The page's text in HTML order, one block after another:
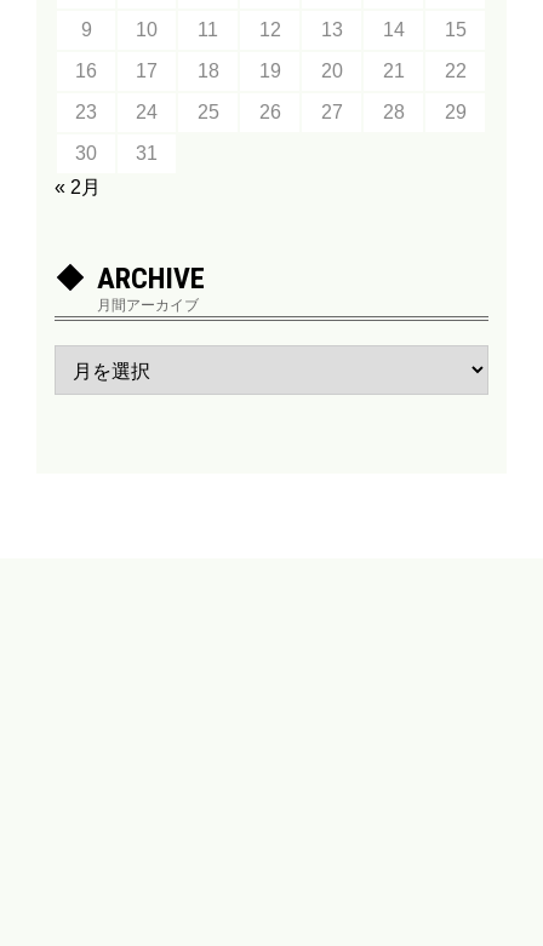
9
10 11 12 13 14
15
16
17 18 19 20 21
22
23
24 25 26 27 28
29
30
31
« 2月
ARCHIVE
月間アーカイブ